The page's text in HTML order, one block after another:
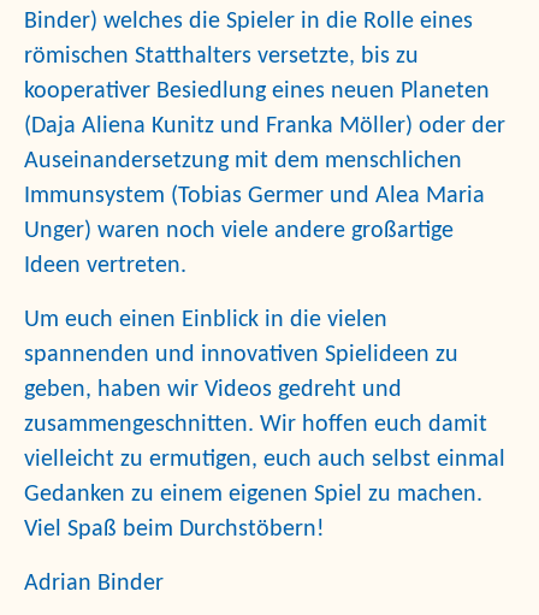
Binder) welches die Spieler in die Rolle eines
römischen Statthalters versetzte, bis zu
kooperativer Besiedlung eines neuen Planeten
(Daja Aliena Kunitz und Franka Möller) oder der
Auseinandersetzung mit dem menschlichen
Immunsystem (Tobias Germer und Alea Maria
Unger) waren noch viele andere großartige
Ideen vertreten.
Um euch einen Einblick in die vielen
spannenden und innovativen Spielideen zu
geben, haben wir Videos gedreht und
zusammengeschnitten. Wir hoffen euch damit
vielleicht zu ermutigen, euch auch selbst einmal
Gedanken zu einem eigenen Spiel zu machen.
Viel Spaß beim Durchstöbern!
Adrian Binder